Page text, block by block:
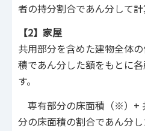
者の持分割合であん分して計
【2】家屋
共用部分を含めた建物全体
積であん分した額をもとに
す。
専有部分の床面積（※）+
分の床面積の割合であん分